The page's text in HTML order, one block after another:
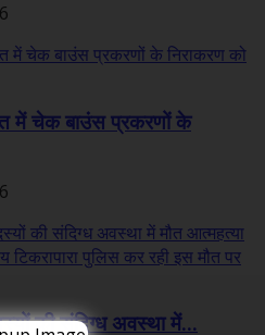
में चेक बाउंस प्रकरणों के
की संदिग्ध अवस्था में...